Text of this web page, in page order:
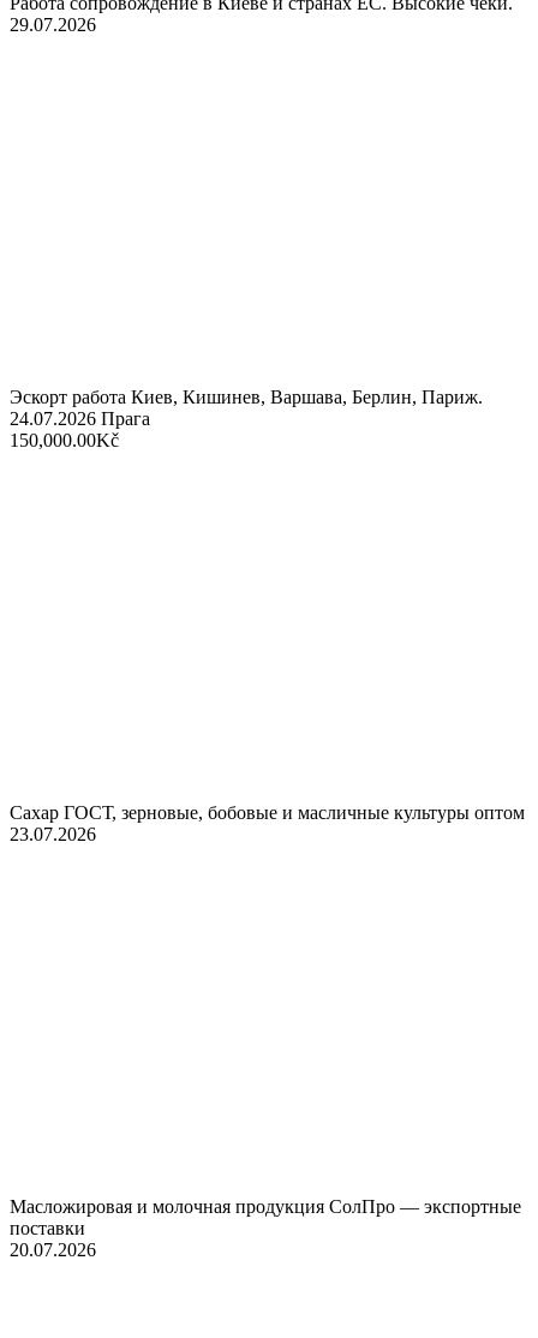
29.07.2026
Эскорт работа Киев, Кишинев, Варшава, Берлин, Париж.
24.07.2026 Прага
150,000.00Kč
Сахар ГОСТ, зерновые, бобовые и масличные культуры оптом
23.07.2026
Масложировая и молочная продукция СолПро — экспортные
поставки
20.07.2026